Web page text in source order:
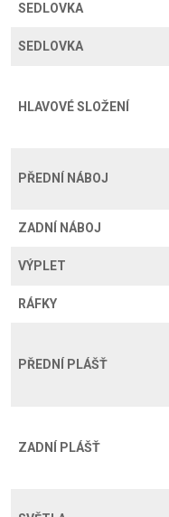
SEDLOVKA
SEDLOVKA
HLAVOVÉ SLOŽENÍ
PŘEDNÍ NÁBOJ
ZADNÍ NÁBOJ
VÝPLET
RÁFKY
PŘEDNÍ PLÁŠŤ
ZADNÍ PLÁŠŤ